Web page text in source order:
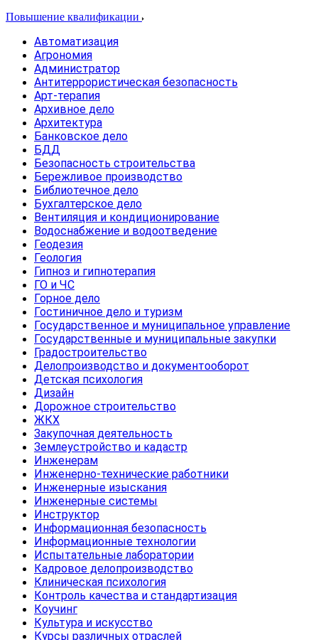
Повышение квалификации
Автоматизация
Агрономия
Администратор
Антитеррористическая безопасность
Арт-терапия
Архивное дело
Архитектура
Банковское дело
БДД
Безопасность строительства
Бережливое производство
Библиотечное дело
Бухгалтерское дело
Вентиляция и кондиционирование
Водоснабжение и водоотведение
Геодезия
Геология
Гипноз и гипнотерапия
ГО и ЧС
Горное дело
Гостиничное дело и туризм
Государственное и муниципальное управление
Государственные и муниципальные закупки
Градостроительство
Делопроизводство и документооборот
Детская психология
Дизайн
Дорожное строительство
ЖКХ
Закупочная деятельность
Землеустройство и кадастр
Инженерам
Инженерно-технические работники
Инженерные изыскания
Инженерные системы
Инструктор
Информационная безопасность
Информационные технологии
Испытательные лаборатории
Кадровое делопроизводство
Клиническая психология
Контроль качества и стандартизация
Коучинг
Культура и искусство
Курсы различных отраслей